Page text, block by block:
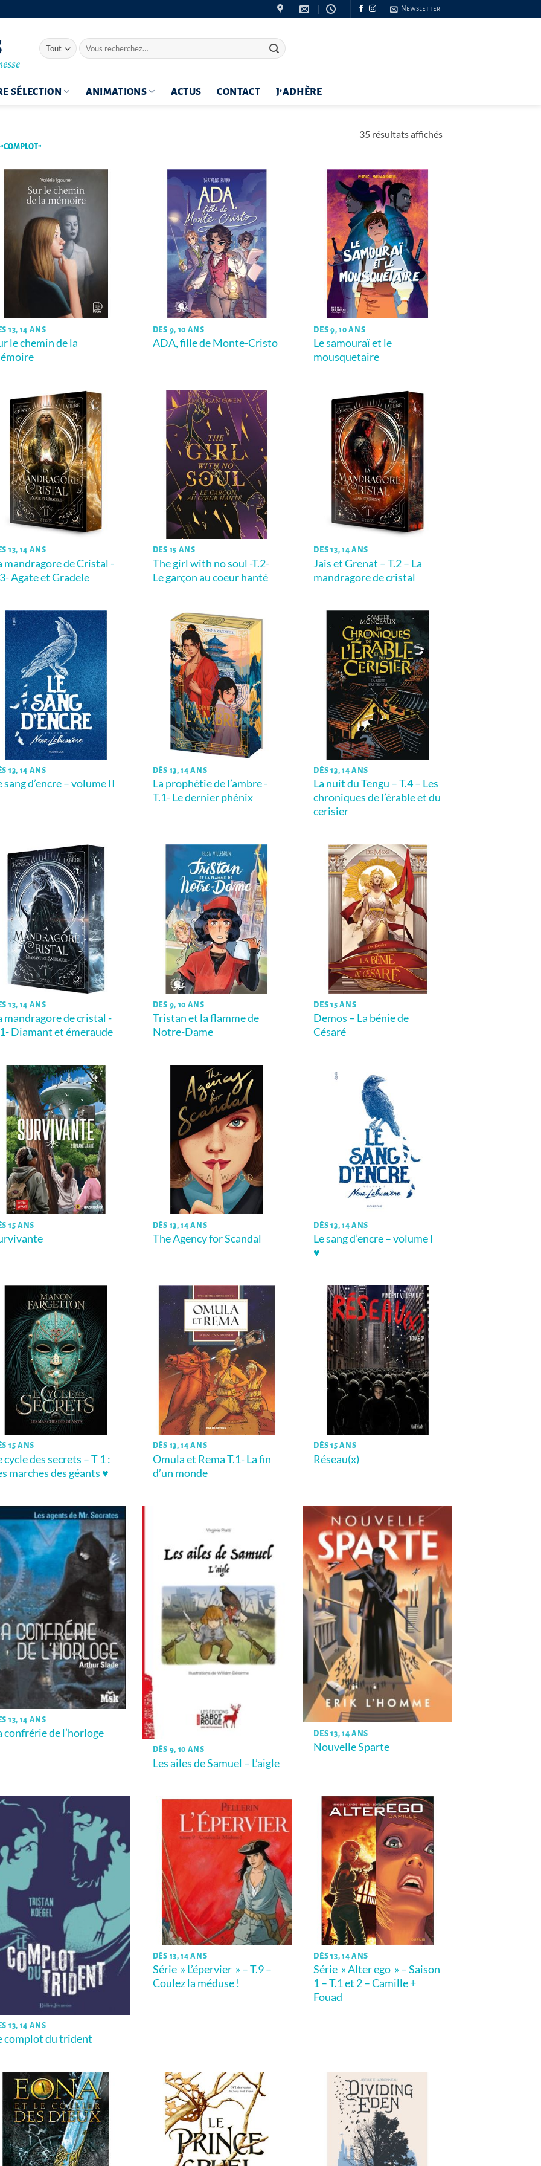
Newsletter
Recherche
pour :
SÉLECTION ANIMATIONS ACTUS CONTACT J’ADHÈRE
35 résultats affichésTrié
13, 14 ANS
le chemin de la
DÈS 9, 10 ANS
ADA, fille de Monte-Cristo
DÈS 9, 10 ANS
Le samouraï et le
mousquetaire
13, 14 ANS
mandragore de Cristal -
Agate et Gradele
DÈS 15 ANS
The girl with no soul -T.2-
Le garçon au coeur hanté
DÈS 13, 14 ANS
Jais et Grenat – T.2 – La
mandragore de cristal
13, 14 ANS
sang d’encre – volume II
DÈS 13, 14 ANS
La prophétie de l’ambre -
T.1- Le dernier phénix
DÈS 13, 14 ANS
La nuit du Tengu – T.4 – Les
chroniques de l’érable et du
cerisier
13, 14 ANS
mandragore de cristal -
Diamant et émeraude
DÈS 9, 10 ANS
Tristan et la flamme de
Notre-Dame
DÈS 15 ANS
Demos – La bénie de
Césaré
15 ANS DÈS 13, 14 ANS
The Agency for Scandal
DÈS 13, 14 ANS
Le sang d’encre – volume I
♥
15 ANS
cycle des secrets – T 1 :
marches des géants ♥
DÈS 13, 14 ANS
Omula et Rema T.1- La fin
d’un monde
DÈS 15 ANS
Réseau(x)
13, 14 ANS
confrérie de l’horloge
DÈS 9, 10 ANS
Les ailes de Samuel – L’aigle
DÈS 13, 14 ANS
Nouvelle Sparte
13, 14 ANS
complot du trident
DÈS 13, 14 ANS
Série » L’épervier » – T.9 –
Coulez la méduse !
DÈS 13, 14 ANS
Série » Alter ego » – Saison
1 – T.1 et 2 – Camille +
Fouad